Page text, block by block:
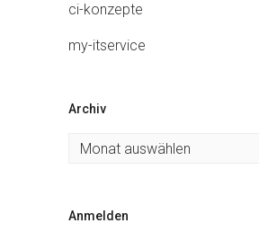
ci-konzepte
my-itservice
Archiv
Archiv
Anmelden